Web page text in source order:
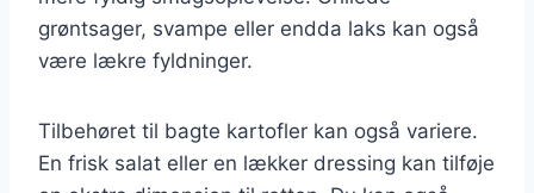
grøntsager, svampe eller endda laks kan også
være lækre fyldninger.
Tilbehøret til bagte kartofler kan også variere.
En frisk salat eller en lækker dressing kan tilføje